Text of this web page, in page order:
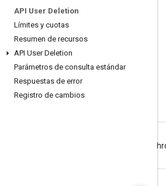
API User Deletion
Límites y cuotas
Resumen de recursos
API User Deletion
Parámetros de consulta estándar
Respuestas de error
Registro de cambios
Centro de ayuda
Sitio para desarrolladores
Obtén ayuda
Informar un problema